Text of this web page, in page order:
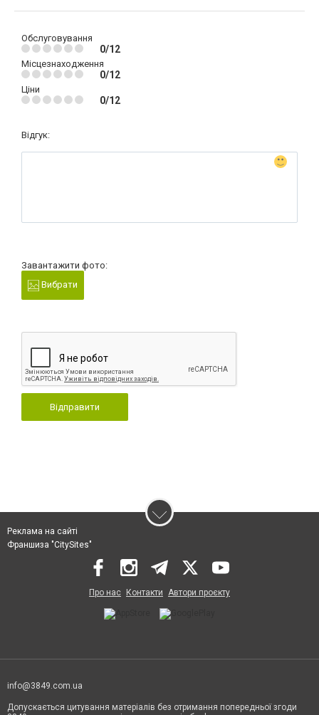
Обслуговування
0/12
Місцезнаходження
0/12
Ціни
0/12
Відгук:
Завантажити фото:
Вибрати
Відправити
Реклама на сайті
Франшиза "CitySites"
Про нас Контакти Автори проєкту
info@3849.com.ua
Допускається цитування матеріалів без отримання попередньої згоди